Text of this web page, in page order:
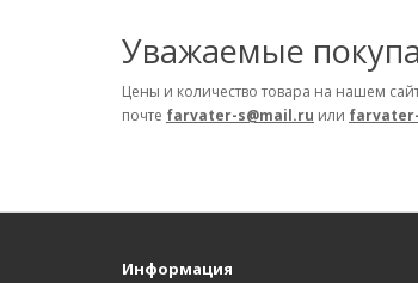
Уважаемые
Цены и количество товара на нашем
почте farvater-s@mail.ru или farvater-
Информация